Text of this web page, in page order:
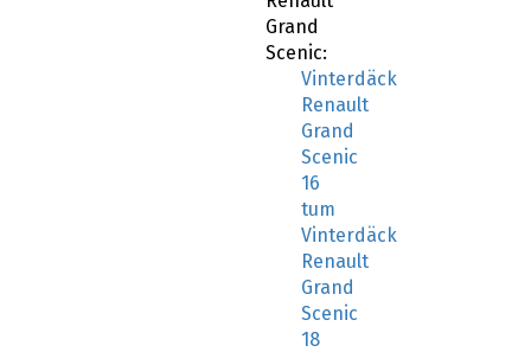
Grand
Scenic:
Vinterdäck
Renault
Grand
Scenic
16
tum
Vinterdäck
Renault
Grand
Scenic
18